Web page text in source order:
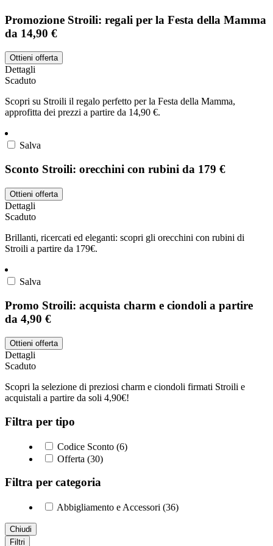
Promozione Stroili: regali per la Festa della Mamma
da 14,90 €
Ottieni offerta
Dettagli
Scaduto
Scopri su Stroili il regalo perfetto per la Festa della Mamma,
approfitta dei prezzi a partire da 14,90 €.
Salva
Sconto Stroili: orecchini con rubini da 179 €
Ottieni offerta
Dettagli
Scaduto
Brillanti, ricercati ed eleganti: scopri gli orecchini con rubini di
Stroili a partire da 179€.
Salva
Promo Stroili: acquista charm e ciondoli a partire
da 4,90 €
Ottieni offerta
Dettagli
Scaduto
Scopri la selezione di preziosi charm e ciondoli firmati Stroili e
acquistali a partire da soli 4,90€!
Filtra per tipo
Codice Sconto (6)
Offerta (30)
Filtra per categoria
Abbigliamento e Accessori (36)
Chiudi
Filtri